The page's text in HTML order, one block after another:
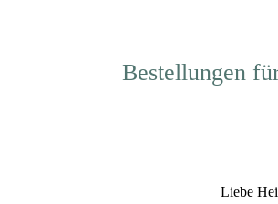
Bestellungen
Liebe